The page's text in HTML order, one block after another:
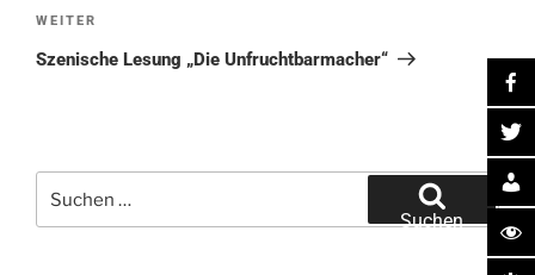
Nächster
Beitrag
WEITER
Szenische Lesung „Die Unfruchtbarmacher“
nach:
Suchen